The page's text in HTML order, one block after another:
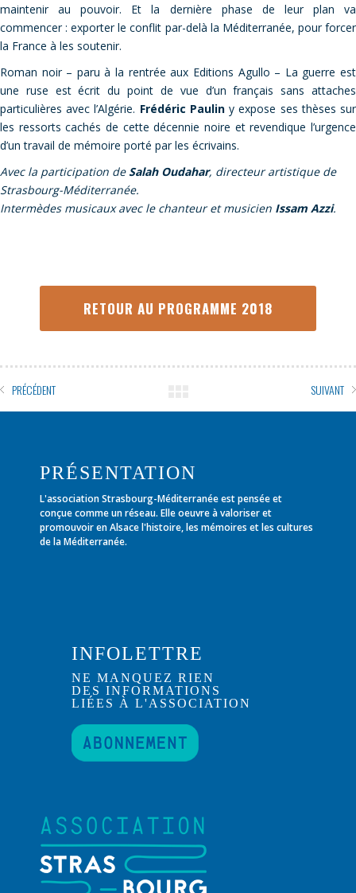
maintenir au pouvoir. Et la dernière phase de leur plan va
commencer : exporter le conflit par-delà la Méditerranée, pour forcer
la France à les soutenir.
Roman noir – paru à la rentrée aux Editions Agullo – La guerre est
une ruse est écrit du point de vue d’un français sans attaches
particulières avec l’Algérie. Frédéric Pauliny expose ses thèses sur
les ressorts cachés de cette décennie noire et revendique l’urgence
d’un travail de mémoire porté par les écrivains.
Avec la participation de Salah Oudahar, directeur artistique de
Strasbourg-Méditerranée.
Intermèdes musicaux avec le chanteur et musicien Issam Azzi.
RETOUR AU PROGRAMME 2018
PRÉCÉDENT SUIVANT
PRÉSENTATION
L'association Strasbourg-Méditerranée est pensée et
conçue comme un réseau. Elle oeuvre à valoriser et
promouvoir en Alsace l'histoire, les mémoires et les cultures
de la Méditerranée.
INFOLETTRE
NE MANQUEZ RIEN
DES INFORMATIONS
LIÉES À L'ASSOCIATION